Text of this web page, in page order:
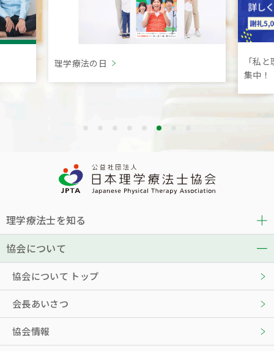
理学療法の日
「私
集中！
理学療法士を知る
協会について
協会について トップ
会長あいさつ
協会情報